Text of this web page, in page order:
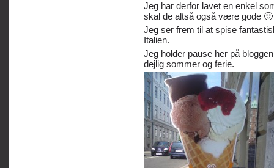
Jeg har derfor lavet en enkel
skal de altså også være gode 🙂
Jeg ser frem til at spise
Italien.
Jeg holder pause her på
dejlig sommer og ferie.